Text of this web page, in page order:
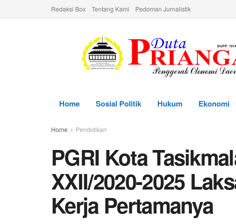
Redaksi Box Tentang Kami Pedoman Jurnalistik
Home Sosial Politik Hukum Ekonomi
Home Pendidikan
PGRI Kota
XXII/2020-2025
Kerja Pertamanya